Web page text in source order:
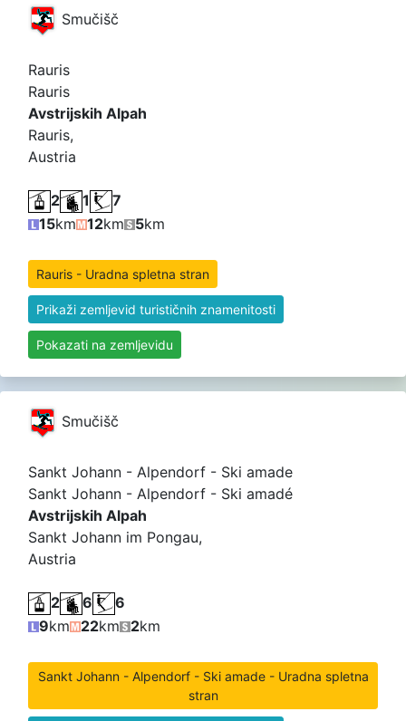
Smučišč
Rauris
Rauris
Avstrijskih Alpah
Rauris,
Austria
2 1
7
15km 12km 5km
Rauris - Uradna spletna stran
Prikaži zemljevid turističnih znamenitosti
Pokazati na zemljevidu
Smučišč
Sankt Johann - Alpendorf - Ski amade
Sankt Johann - Alpendorf - Ski amadé
Avstrijskih Alpah
Sankt Johann im Pongau,
Austria
2 6
6
9km 22km 2km
Sankt Johann - Alpendorf - Ski amade - Uradna spletna
stran